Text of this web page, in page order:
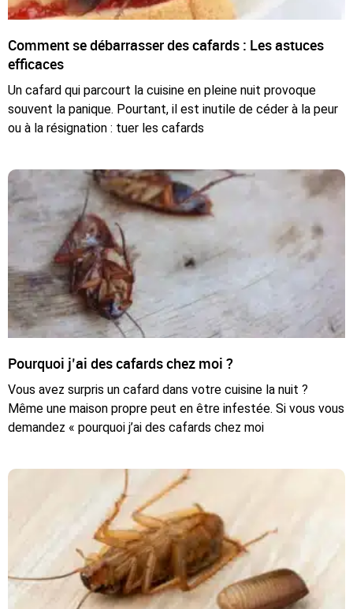
Comment se débarrasser des cafards : Les astuces
efficaces
Un cafard qui parcourt la cuisine en pleine nuit provoque
souvent la panique. Pourtant, il est inutile de céder à la peur
ou à la résignation : tuer les cafards
Pourquoi j’ai des cafards chez moi ?
Vous avez surpris un cafard dans votre cuisine la nuit ?
Même une maison propre peut en être infestée. Si vous vous
demandez « pourquoi j’ai des cafards chez moi